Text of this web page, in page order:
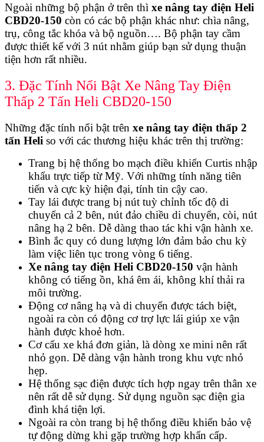
Ngoài những bộ phận ở trên thì xe nâng tay điện Heli
CBD20-150 còn có các bộ phận khác như: chìa nâng,
trụ, công tắc khóa và bộ nguồn…. Bộ phận tay cầm
được thiết kế với 3 nút nhằm giúp bạn sử dụng thuận
tiện hơn rất nhiều.
3. Đặc Tính Nổi Bật Xe Nâng Tay Điện
Thấp 2 Tấn Heli CBD20-150
Những đặc tính nổi bật trên xe nâng tay điện thấp 2
tấn Heli so với các thương hiệu khác trên thị trường:
Trang bị hệ thống bo mạch điều khiển Curtis nhập
khẩu trực tiếp từ Mỹ. Với những tính năng tiên
tiến và cực kỳ hiện đại, tính tin cậy cao.
Tay lái được trang bị nút tuỳ chỉnh tốc độ di
chuyển cả 2 bên, nút đảo chiều di chuyển, còi, nút
nâng hạ 2 bên. Dễ dàng thao tác khi vận hành xe.
Bình ắc quy có dung lượng lớn đảm bảo chu kỳ
làm việc liên tục trong vòng 6 tiếng.
Xe nâng tay điện Heli CBD20-150 vận hành
không có tiếng ồn, khá êm ái, không khí thải ra
môi trường.
Động cơ nâng hạ và di chuyển được tách biệt,
ngoài ra còn có động cơ trợ lực lái giúp xe vận
hành được khoẻ hơn.
Cơ cấu xe khá đơn giản, là dòng xe mini nên rất
nhỏ gọn. Dễ dàng vận hành trong khu vực nhỏ
hẹp.
Hệ thống sạc điện được tích hợp ngay trên thân xe
nên rất dễ sử dụng. Sử dụng nguồn sạc điện gia
đình khá tiện lợi.
Ngoài ra còn trang bị hệ thống điều khiển bảo vệ
tự động dừng khi gặp trường hợp khẩn cấp.